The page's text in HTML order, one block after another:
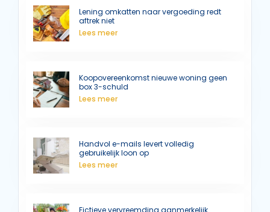
Lening omkatten naar vergoeding redt
aftrek niet
Lees meer
Koopovereenkomst nieuwe woning geen
box 3-schuld
Lees meer
Handvol e-mails levert volledig
gebruikelijk loon op
Lees meer
Fictieve vervreemding aanmerkelijk